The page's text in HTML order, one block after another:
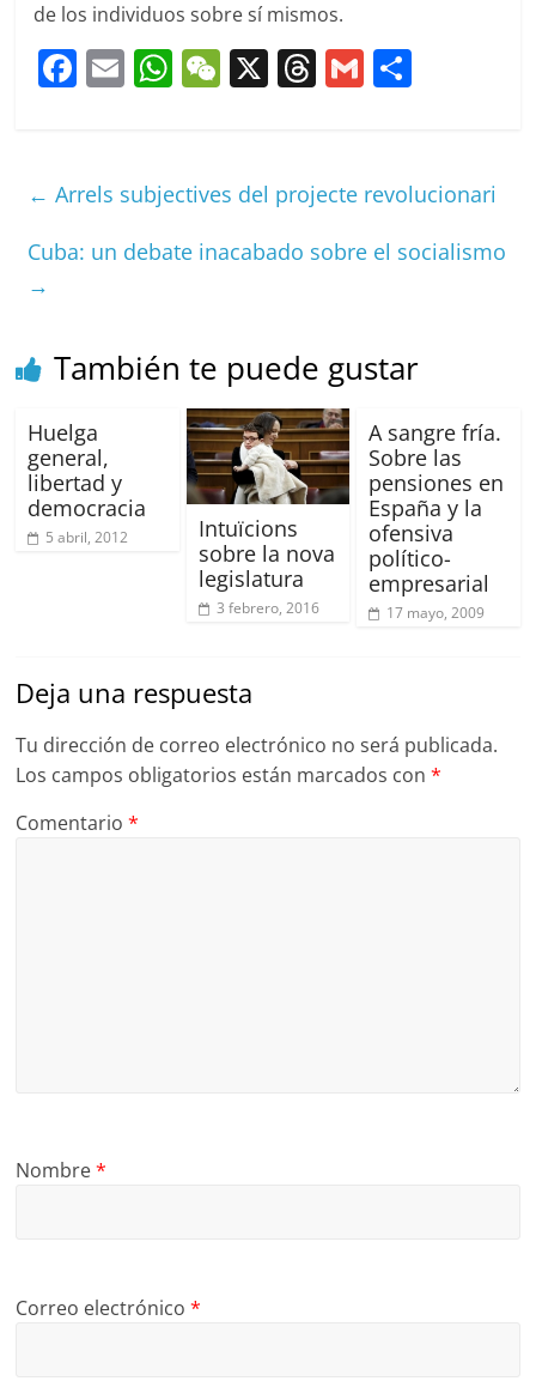
de los individuos sobre sí mismos.
F
e
o
E
l
W
s
p
W
h
X T
a
s
G
l p
tir
← Arrels subjectives del projecte revolucionari
Cuba: un debate inacabado sobre el socialismo
→
También te puede gustar
Huelga
general,
libertad y
democracia
5 abril, 2012
Intuïcions
sobre la nova
legislatura
3 febrero, 2016
A sangre fría.
Sobre las
pensiones en
España y la
ofensiva
político-
empresarial
17 mayo, 2009
Deja una respuesta
Tu dirección de correo electrónico no será publicada.
Los campos obligatorios están marcados con*
Comentario*
Nombre*
Correo electrónico*